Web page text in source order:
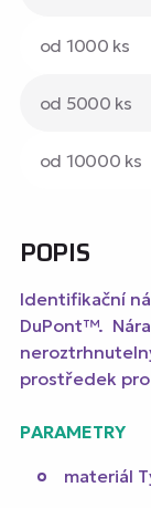
od 1000 ks
od 5000 ks
od 10000 ks
POPIS
Identifikační
DuPont™.
prostředek
PARAMETRY
materiál